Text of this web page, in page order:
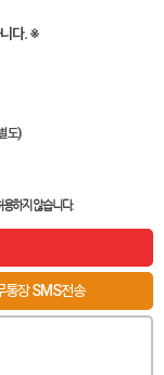
다. ※
도)
하지 않습니다.
통장 SMS전송